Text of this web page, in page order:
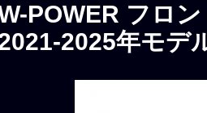
POWER フロ
2025年モデ